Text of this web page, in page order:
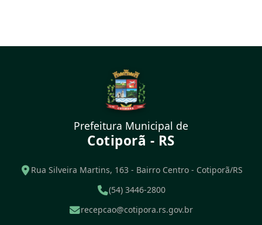
Prefeitura Municipal de
Cotiporã - RS
Rua Silveira Martins, 163 - Bairro Centro - Cotiporã/RS
(54) 3446-2800
recepcao@cotipora.rs.gov.br